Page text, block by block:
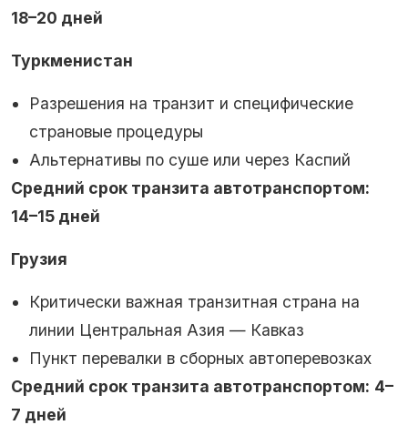
18–20 дней
Туркменистан
Разрешения на транзит и специфические
страновые процедуры
Альтернативы по суше или через Каспий
Средний срок транзита автотранспортом:
14–15 дней
Грузия
Критически важная транзитная страна на
линии Центральная Азия — Кавказ
Пункт перевалки в сборных автоперевозках
Средний срок транзита автотранспортом: 4–
7 дней